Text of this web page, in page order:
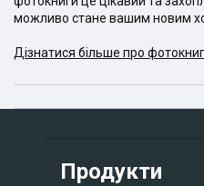
можливо стане вашим новим
Дізнатися більше про
Продукти